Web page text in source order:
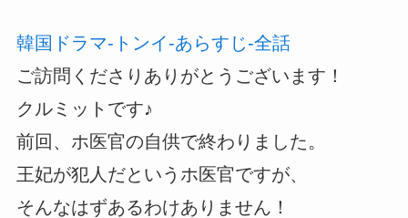
韓国ドラマ-トンイ-あらすじ-全話
ご訪問くださりありがとうございます！
クルミットです♪
前回、ホ医官の自供で終わりました。
王妃が犯人だというホ医官ですが、
そんなはずあるわけありません！